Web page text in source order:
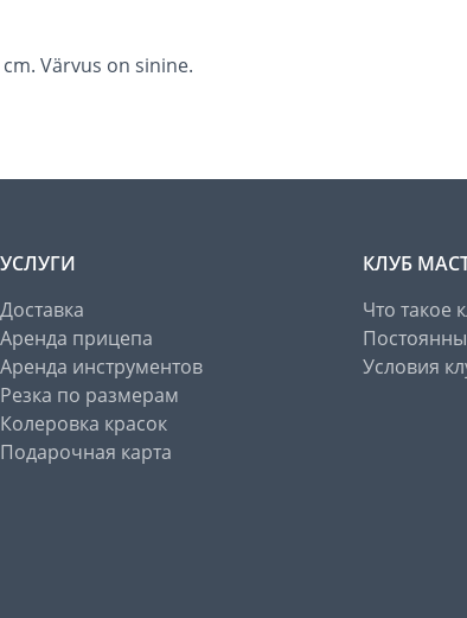
Värvus on sinine.
УСЛУГИ
Доставка
Аренда прицепа
Аренда инструментов
Резка по размерам
Колеровка красок
Подарочная карта
КЛУБ
Что такое
Условия